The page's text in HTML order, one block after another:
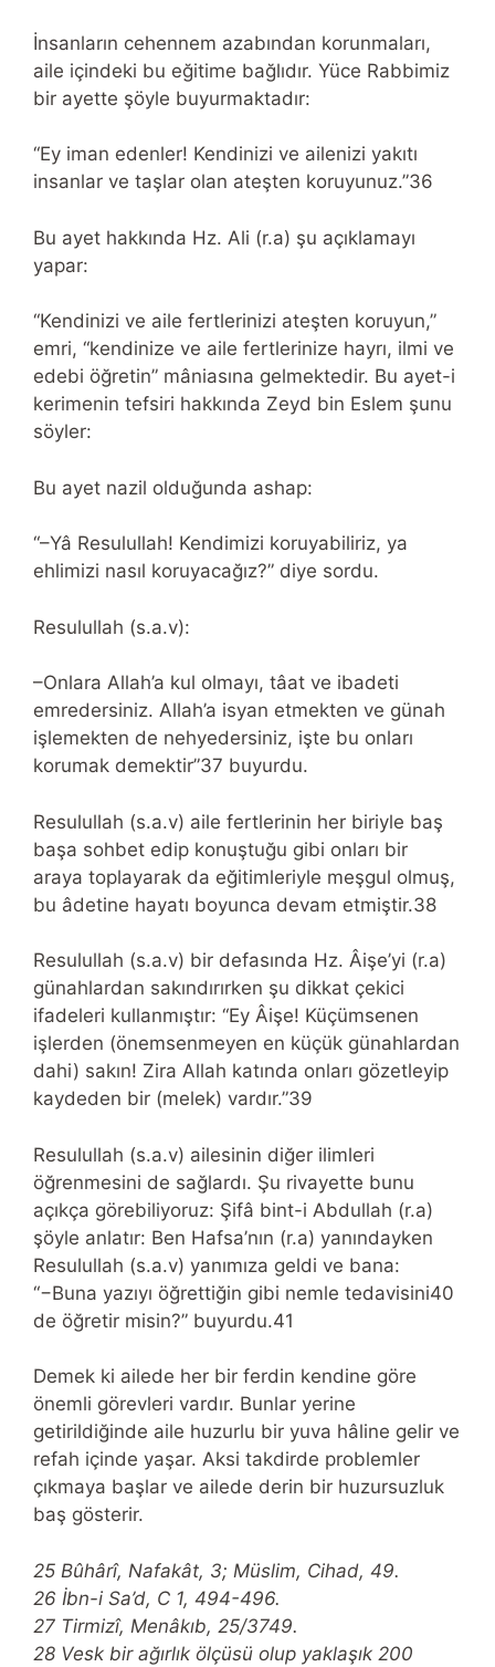
İnsanların cehennem azabından korunmaları,
aile içindeki bu eğitime bağlıdır. Yüce Rabbimiz
bir ayette şöyle buyurmaktadır:
“Ey iman edenler! Kendinizi ve ailenizi yakıtı
insanlar ve taşlar olan ateşten koruyunuz.”36
Bu ayet hakkında Hz. Ali (r.a) şu açıklamayı
yapar:
“Kendinizi ve aile fertlerinizi ateşten koruyun,”
emri, “kendinize ve aile fertlerinize hayrı, ilmi ve
edebi öğretin” mâniasına gelmektedir. Bu ayet-i
kerimenin tefsiri hakkında Zeyd bin Eslem şunu
söyler:
Bu ayet nazil olduğunda ashap:
“–Yâ Resulullah! Kendimizi koruyabiliriz, ya
ehlimizi nasıl koruyacağız?” diye sordu.
Resulullah (s.a.v):
–Onlara Allah’a kul olmayı, tâat ve ibadeti
emredersiniz. Allah’a isyan etmekten ve günah
işlemekten de nehyedersiniz, işte bu onları
korumak demektir”37 buyurdu.
Resulullah (s.a.v) aile fertlerinin her biriyle baş
başa sohbet edip konuştuğu gibi onları bir
araya toplayarak da eğitimleriyle meşgul olmuş,
bu âdetine hayatı boyunca devam etmiştir.38
Resulullah (s.a.v) bir defasında Hz. Âişe’yi (r.a)
günahlardan sakındırırken şu dikkat çekici
ifadeleri kullanmıştır: “Ey Âişe! Küçümsenen
işlerden (önemsenmeyen en küçük günahlardan
dahi) sakın! Zira Allah katında onları gözetleyip
kaydeden bir (melek) vardır.”39
Resulullah (s.a.v) ailesinin diğer ilimleri
öğrenmesini de sağlardı. Şu rivayette bunu
açıkça görebiliyoruz: Şifâ bint-i Abdullah (r.a)
şöyle anlatır: Ben Hafsa’nın (r.a) yanındayken
Resulullah (s.a.v) yanımıza geldi ve bana:
“−Buna yazıyı öğrettiğin gibi nemle tedavisini40
de öğretir misin?” buyurdu.41
Demek ki ailede her bir ferdin kendine göre
önemli görevleri vardır. Bunlar yerine
getirildiğinde aile huzurlu bir yuva hâline gelir ve
refah içinde yaşar. Aksi takdirde problemler
çıkmaya başlar ve ailede derin bir huzursuzluk
baş gösterir.
25 Bûhârî, Nafakât, 3; Müslim, Cihad, 49.
26 İbn-i Sa’d, C 1, 494-496.
27 Tirmizî, Menâkıb, 25/3749.
28 Vesk bir ağırlık ölçüsü olup yaklaşık 200